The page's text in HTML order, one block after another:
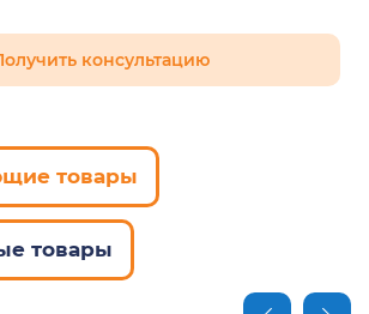
консультацию
товары
товары